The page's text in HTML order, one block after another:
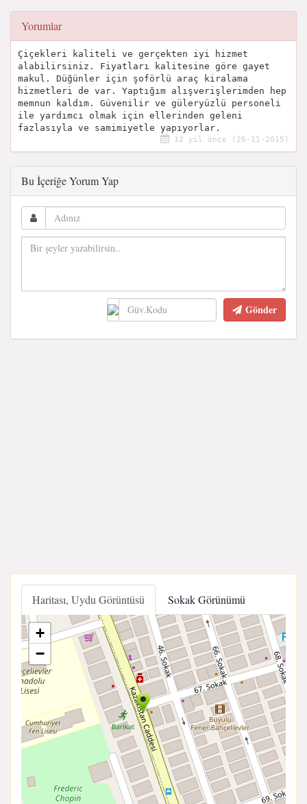
Yorumlar
Çiçekleri kaliteli ve gerçekten iyi hizmet
alabilirsiniz. Fiyatları kalitesine göre gayet
makul. Düğünler için şoförlü araç kiralama
hizmetleri de var. Yaptığım alışverişlerimden hep
memnun kaldım. Güvenilir ve güleryüzlü personeli
ile yardımcı olmak için ellerinden geleni
fazlasıyla ve samimiyetle yapıyorlar.
12 yıl önce (26-11-2015)
Bu İçeriğe Yorum Yap
Gönder
Haritası, Uydu Görüntüsü Sokak Görünümü
+
−